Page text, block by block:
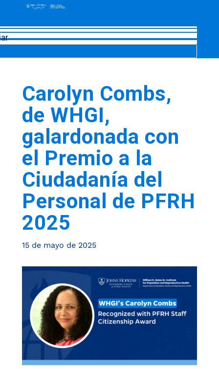
Carolyn Combs,
de WHGI,
galardonada con
el Premio a la
Ciudadanía del
Personal de PFRH
2025
15 de mayo de 2025